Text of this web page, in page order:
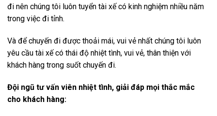
đi nên chúng tôi luôn tuyển tài xế có kinh nghiệm nhiều năm
trong việc đi tỉnh.
Và để chuyến đi được thoải mái, vui vẻ nhất chúng tôi luôn
yêu cầu tài xế có thái độ nhiệt tình, vui vẻ, thân thiện với
khách hàng trong suốt chuyến đi.
Đội ngũ tư vấn viên nhiệt tình, giải đáp mọi thắc mắc
cho khách hàng: